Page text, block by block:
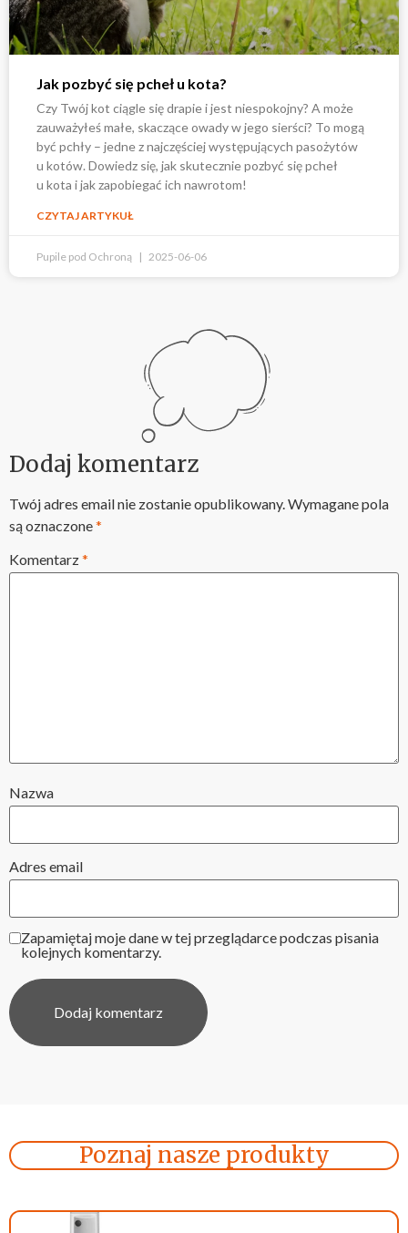
Jak pozbyć się pcheł u kota?
Czy Twój kot ciągle się drapie i jest niespokojny? A może
zauważyłeś małe, skaczące owady w jego sierści? To mogą
być pchły – jedne z najczęściej występujących pasożytów
u kotów. Dowiedz się, jak skutecznie pozbyć się pcheł
u kota i jak zapobiegać ich nawrotom!
CZYTAJ ARTYKUŁ
Pupile pod Ochroną 2025-06-06
Dodaj komentarz
Twój adres email nie zostanie opublikowany.Wymagane pola
są oznaczone*
Komentarz*
Nazwa
Adres email
Zapamiętaj moje dane w tej przeglądarce podczas pisania
kolejnych komentarzy.
Poznaj nasze produkty